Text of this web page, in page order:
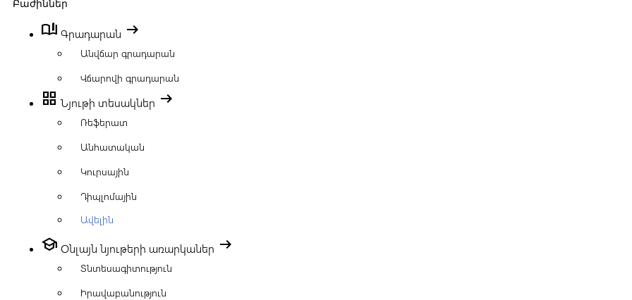
Բաժիններ
book_ribbon Գրադարան arrow_right_alt
Անվճար գրադարան
Վճարովի գրադարան
grid_view Նյութի տեսակներ arrow_right_alt
Ռեֆերատ
Անհատական
Կուրսային
Դիպլոմային
Ավելին
school Օնլայն նյութերի առարկաներ arrow_right_alt
Տնտեսագիտություն
Իրավաբանություն